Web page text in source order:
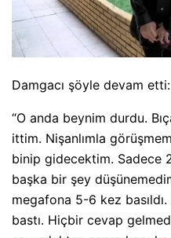
Damgacı şöyle devam etti:
“O anda beynim durdu.
ittim. Nişanlımla
binip gidecektim. Sadece
başka bir şey
megafona 5-6 kez
bastı. Hiçbir cevap